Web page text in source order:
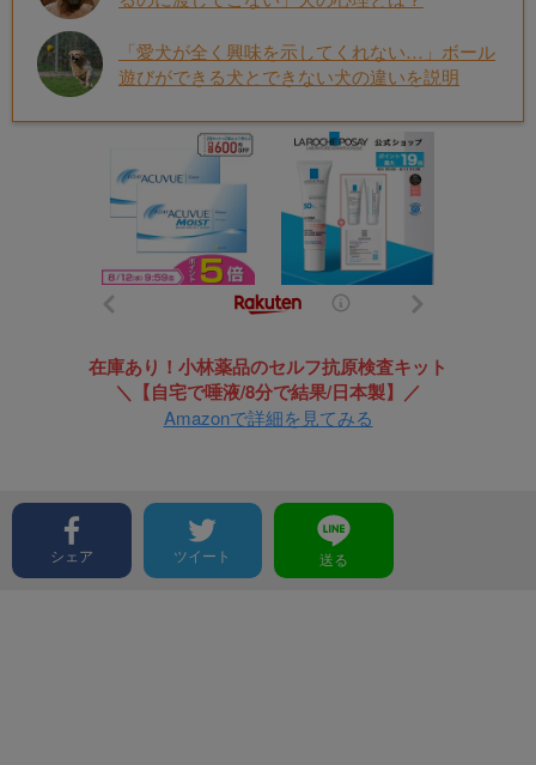
「愛犬が全く興味を示してくれない…」ボール
遊びができる犬とできない犬の違いを説明
在庫あり！小林薬品のセルフ抗原検査キット
＼【自宅で唾液/8分で結果/日本製】／
Amazonで詳細を見てみる
シェア ツイート 送る